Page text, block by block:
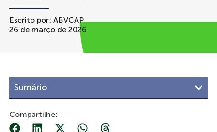
Eventos
Notícias
Escrito por: ABVCAP
26 de março de 2026
Sumário
Compartilhe: